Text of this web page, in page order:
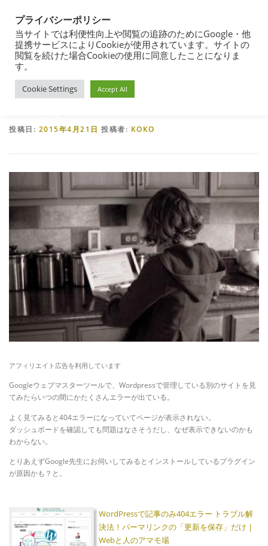
都営住宅・団地暮らしブログ
東京都内の昭和40年代築の団地で暮らす
団地暮らし
ホーム >築古団地の暮らし >IT関連 >プラグインの影響で404エラー？
投稿日: 2015年4月21日 投稿者: KOKO
アフィリエイト広告を利用しています
Googleウェブマスターツールで、Wordpressで管理している別のサイトを見
てみたらいつの間にかたくさんエラーが出ている。
よく見てみると404エラーになっていてページが表示されない。
ダッシュボードを確認しても問題はなさそうだし、なぜ表示できないのかも
わからない。
とりあえずGoogle先生にお伺いしてみるとインストールしているプラグイン
が原因かも？と。
WordPressで記事のみ404エラー トラブル解
決法！パーマリンクの「更新を保存」だけ |
Webと人のアマモ場
プライバシーポリシー
当サイトでは利便性向上や閲覧の追跡のためにGoogle・他
提携サービスによりCookieが使用されています。サイトの
閲覧を続けた場合Cookieの使用に同意したことになりま
す。
Cookie Settings Accept All